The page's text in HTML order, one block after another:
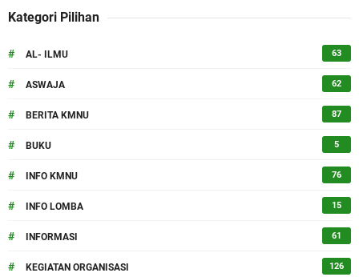
Kategori Pilihan
# AL- ILMU 63
# ASWAJA 62
# BERITA KMNU 87
# BUKU 5
# INFO KMNU 76
# INFO LOMBA 15
# INFORMASI 61
# KEGIATAN ORGANISASI 126